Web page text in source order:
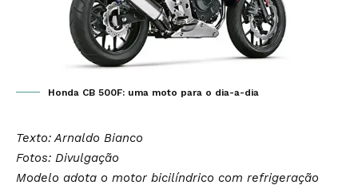
Honda CB 500F: uma moto para o dia-a-dia
Texto: Arnaldo Bianco
Fotos: Divulgação
Modelo adota o motor bicilíndrico com refrigeração